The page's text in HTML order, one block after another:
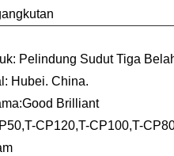
Pelindung Sudut Tiga
Hubei. China.
Brilliant
CP120,T-CP100,T-